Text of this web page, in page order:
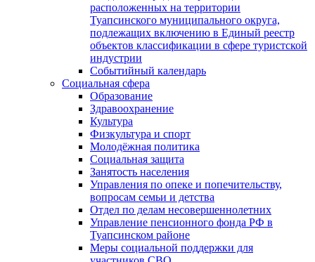
расположенных на территории
Туапсинского муниципального округа,
подлежащих включению в Единый реестр
объектов классификации в сфере туристской
индустрии
Событийный календарь
Социальная сфера
Образование
Здравоохранение
Культура
Физкультура и спорт
Молодёжная политика
Социальная защита
Занятость населения
Управления по опеке и попечительству,
вопросам семьи и детства
Отдел по делам несовершеннолетних
Управление пенсионного фонда РФ в
Туапсинском районе
Меры социальной поддержки для